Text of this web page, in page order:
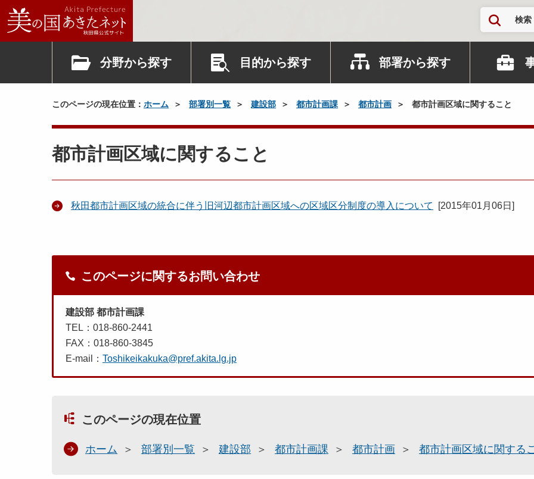
検索
分野から探す 目的から探す 部署から探す
このページの現在位置： ホーム 部署別一覧 建設部 都市計画課 都市計画 都市計画区域に関すること
都市計画区域に関すること
秋田都市計画区域の統合に伴う旧河辺都市計画区域への区域区分制度の導入について [2015年01月06日 ]
このページに関するお問い合わせ
建設部 都市計画課
TEL：018-860-2441
FAX：018-860-3845
E-mail： Toshikeikakuka@pref.akita.lg.jp
このページの現在位置
ホーム 部署別一覧 建設部 都市計画課 都市計画 都市計画区域に関する